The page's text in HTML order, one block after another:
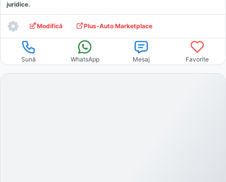
juridice.
Modifică Plus-Auto Marketplace
Sună WhatsApp Mesaj Favorite